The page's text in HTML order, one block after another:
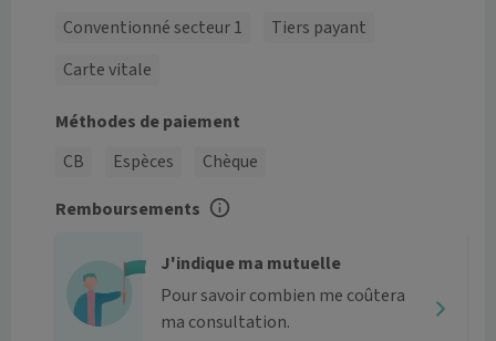
Conventionné secteur 1
Tiers payant
Carte vitale
Méthodes de paiement
CB
Espèces
Chèque
Remboursements
J'indique ma mutuelle
Pour savoir combien me coûtera
ma consultation.